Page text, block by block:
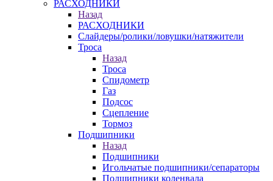
РАСХОДНИКИ
Назад
РАСХОДНИКИ
Слайдеры/ролики/ловушки/натяжители
Троса
Назад
Троса
Спидометр
Газ
Подсос
Сцепление
Тормоз
Подшипники
Назад
Подшипники
Игольчатые подшипники/сепараторы
Подшипники коленвала